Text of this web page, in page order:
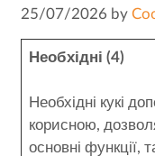
25/07/2026 by
Необхідні (4)
Необхідні кукі
корисною,
основні функції,